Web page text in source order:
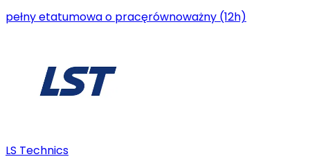
pełny etatumowa o pracęrównoważny (12h)
LS Technics